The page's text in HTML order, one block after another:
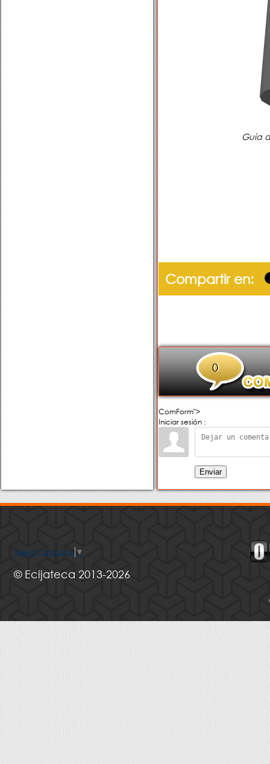
Guía
Compartir en:
0
ComForm">
Iniciar sesión :
Enviar
Select Language ▼
© Ecijateca 2013-2026